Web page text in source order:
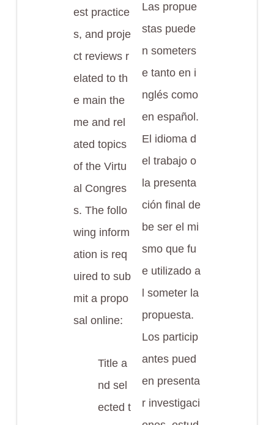
est practice
s, and proje
ct reviews r
elated to th
e main the
me and rel
ated topics
of the Virtu
al Congres
s. The follo
wing inform
ation is req
uired to sub
mit a propo
sal online:
Title a
nd sel
ected t
Las propue
stas puede
n someters
e tanto en i
nglés como
en español.
El idioma d
el trabajo o
la presenta
ción final de
be ser el mi
smo que fu
e utilizado a
l someter la
propuesta.
Los particip
antes pued
en presenta
r investigaci